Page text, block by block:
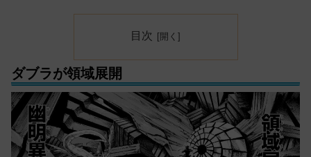
目次
ダブラが領域展開